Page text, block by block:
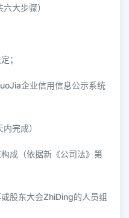
大步骤）
；
企业信用信息公示系统
完成）
成（依据新《公司法》第
股东大会ZhiDing的人员组